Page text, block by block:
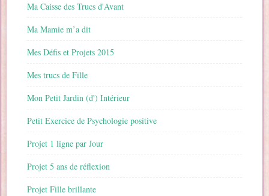
Ma Caisse des Trucs d'Avant
Ma Mamie m’a dit
Mes Défis et Projets 2015
Mes trucs de Fille
Mon Petit Jardin (d') Intérieur
Petit Exercice de Psychologie positive
Projet 1 ligne par Jour
Projet 5 ans de réflexion
Projet Fille brillante